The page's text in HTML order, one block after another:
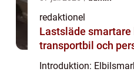
redaktionel
Lastsläde smartare lastning i pickup,
transportbil och
Introduktion: